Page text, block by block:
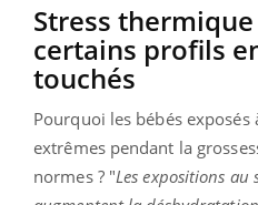
Stress
certains profils
touchés
Pourquoi les bébés exposés
extrêmes pendant la
normes ?"Les expositions au